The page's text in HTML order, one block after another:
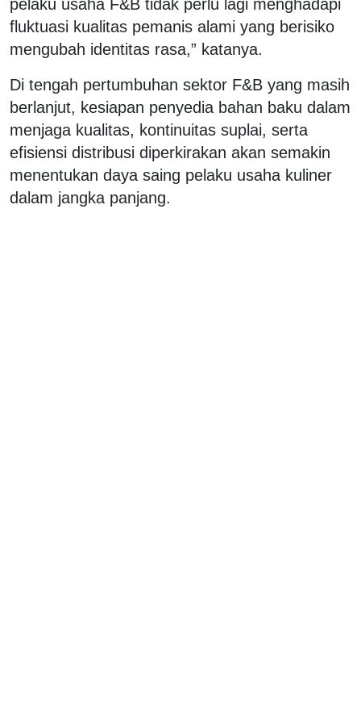
pelaku usaha F&B tidak perlu lagi menghadapi
fluktuasi kualitas pemanis alami yang berisiko
mengubah identitas rasa,” katanya.
Di tengah pertumbuhan sektor F&B yang masih
berlanjut, kesiapan penyedia bahan baku dalam
menjaga kualitas, kontinuitas suplai, serta
efisiensi distribusi diperkirakan akan semakin
menentukan daya saing pelaku usaha kuliner
dalam jangka panjang.